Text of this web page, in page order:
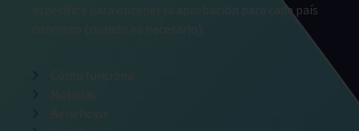
específica para obtener la aprobación para cada país